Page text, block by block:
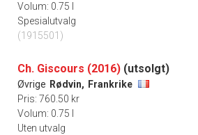
Volum: 0.75 l
Spesialutvalg
(1915501)
Ch. Giscours (2016) (utsolgt)
Øvrige Rødvin, Frankrike
Pris: 760.50 kr
Volum: 0.75 l
Uten utvalg